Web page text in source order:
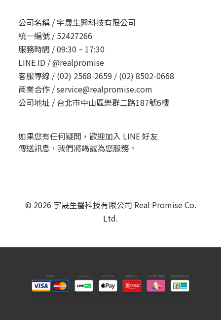
公司名稱 / 宇晟生醫科技有限公司
統一編號 / 52427266
服務時間 /09:30 ~ 17:30
LINE ID /@realpromise
客服專線 / (02) 2568-2659 / (02) 8502-0668
商業合作 /service@realpromise.com
公司地址 / 台北市中山區樂群二路187號6樓
如果您有任何疑問，歡迎加入 LINE 好友
傳送訊息，我們將竭誠為您服務。
© 2026 宇晟生醫科技有限公司 Real Promise Co.
Ltd.